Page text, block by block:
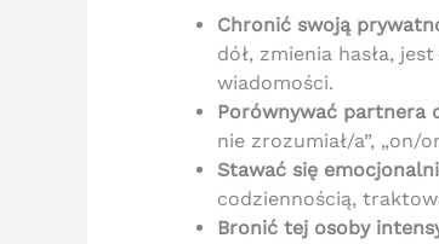
Chronić swoją
dół, zmienia hasła,
wiadomości.
Porównywać partnera
nie zrozumiał/a”, „on/
Stawać się
codziennością,
Bronić tej osoby